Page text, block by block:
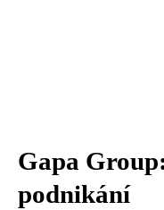
Gapa
podnikání